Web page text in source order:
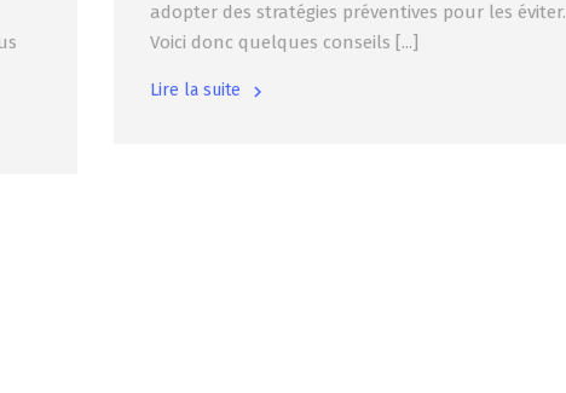
adopter des stratégies préventives pour les éviter.
Voici donc quelques conseils [...]
Lire la suite